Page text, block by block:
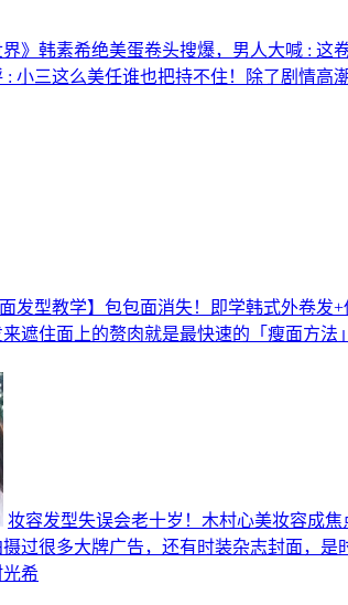
》韩素希绝美蛋卷头搜爆，男人大喊 : 这
小三这么美任谁也把持不住！除了剧情高
面发型教学】包包面消失！即学韩式外卷发
遮住面上的赘肉就是最快速的「瘦面方
妆容发型失误会老十岁！木村心美妆容成
过很多大牌广告，还有时装杂志封面，
希